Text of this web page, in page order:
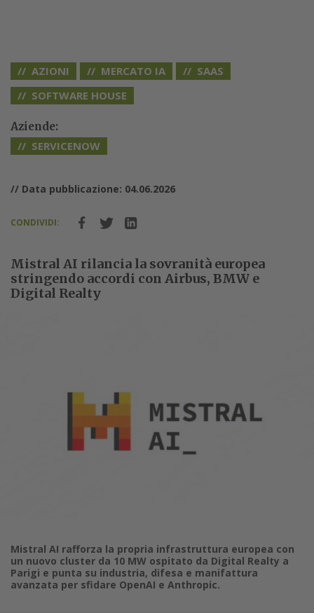
AZIONI MERCATO IA
SAAS
SOFTWARE HOUSE
Aziende:
SERVICENOW
// Data pubblicazione: 04.06.2026
CONDIVIDI:
Mistral AI rilancia la sovranità europea
stringendo accordi con Airbus, BMW e
Digital Realty
Mistral AI rafforza la propria infrastruttura europea con
un nuovo cluster da 10 MW ospitato da Digital Realty a
Parigi e punta su industria, difesa e manifattura
avanzata per sfidare OpenAI e Anthropic.